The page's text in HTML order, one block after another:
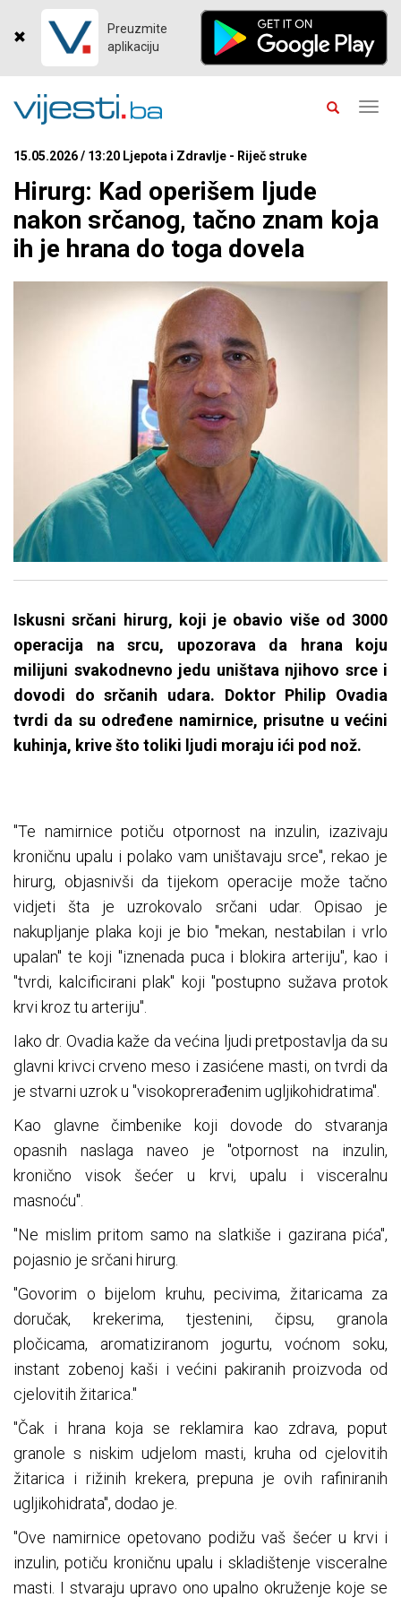
Preuzmite
aplikaciju
15.05.2026 / 13:20 Ljepota i Zdravlje - Riječ struke
Hirurg: Kad operišem ljude
nakon srčanog, tačno znam koja
ih je hrana do toga dovela
Iskusni srčani hirurg, koji je obavio više od 3000
operacija na srcu, upozorava da hrana koju
milijuni svakodnevno jedu uništava njihovo srce i
dovodi do srčanih udara. Doktor Philip Ovadia
tvrdi da su određene namirnice, prisutne u većini
kuhinja, krive što toliki ljudi moraju ići pod nož.
"Te namirnice potiču otpornost na inzulin, izazivaju
kroničnu upalu i polako vam uništavaju srce", rekao je
hirurg, objasnivši da tijekom operacije može tačno
vidjeti šta je uzrokovalo srčani udar. Opisao je
nakupljanje plaka koji je bio "mekan, nestabilan i vrlo
upalan" te koji "iznenada puca i blokira arteriju", kao i
"tvrdi, kalcificirani plak" koji "postupno sužava protok
krvi kroz tu arteriju".
Iako dr. Ovadia kaže da većina ljudi pretpostavlja da su
glavni krivci crveno meso i zasićene masti, on tvrdi da
je stvarni uzrok u "visokoprerađenim ugljikohidratima".
Kao glavne čimbenike koji dovode do stvaranja
opasnih naslaga naveo je "otpornost na inzulin,
kronično visok šećer u krvi, upalu i visceralnu
masnoću".
"Ne mislim pritom samo na slatkiše i gazirana pića",
pojasnio je srčani hirurg.
"Govorim o bijelom kruhu, pecivima, žitaricama za
doručak, krekerima, tjestenini, čipsu, granola
pločicama, aromatiziranom jogurtu, voćnom soku,
instant zobenoj kaši i većini pakiranih proizvoda od
cjelovitih žitarica."
"Čak i hrana koja se reklamira kao zdrava, poput
granole s niskim udjelom masti, kruha od cjelovitih
žitarica i rižinih krekera, prepuna je ovih rafiniranih
ugljikohidrata", dodao je.
"Ove namirnice opetovano podižu vaš šećer u krvi i
inzulin, potiču kroničnu upalu i skladištenje visceralne
masti. I stvaraju upravo ono upalno okruženje koje se